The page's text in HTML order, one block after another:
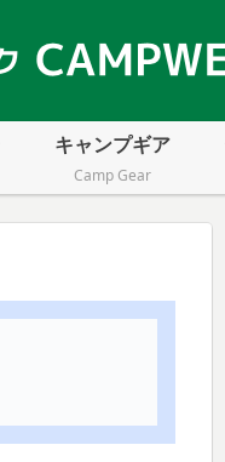
キャンプギア
Camp Gear